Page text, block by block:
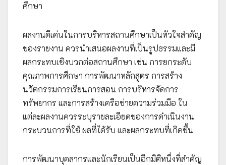
ศึกษา
ผลงานดีเด่นในการบริหารสถานศึกษาเป็นหัวใจสำคัญ
ของรายงาน ควรนำเสนอผลงานที่เป็นรูปธรรมและมี
ผลกระทบเชิงบวกต่อสถานศึกษา เช่น การยกระดับ
คุณภาพการศึกษา การพัฒนาหลักสูตร การสร้าง
นวัตกรรมการเรียนการสอน การบริหารจัดการ
ทรัพยากร และการสร้างเครือข่ายความร่วมมือ ใน
แต่ละผลงานควรระบุรายละเอียดของการดำเนินงาน
กระบวนการที่ใช้ ผลที่ได้รับ และผลกระทบที่เกิดขึ้น
การพัฒนาบุคลากรและนักเรียนเป็นอีกมิติหนึ่งที่สำคัญ